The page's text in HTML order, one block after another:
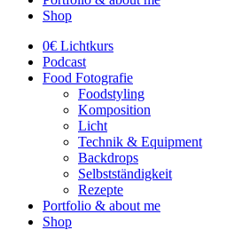
Shop
0€ Lichtkurs
Podcast
Food Fotografie
Foodstyling
Komposition
Licht
Technik & Equipment
Backdrops
Selbstständigkeit
Rezepte
Portfolio & about me
Shop